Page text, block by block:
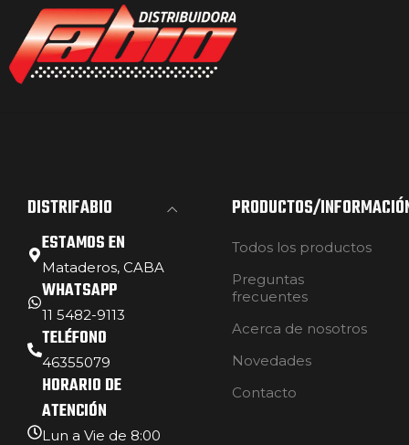
DISTRIFABIO
ESTAMOS EN
Mataderos, CABA
WHATSAPP
11 5482-9113
TELÉFONO
46355079
HORARIO DE
ATENCIÓN
Lun a Vie de 8:00
PRODUCTOS/
Todos los productos
Preguntas
frecuentes
Acerca de nosotros
Novedades
Contacto